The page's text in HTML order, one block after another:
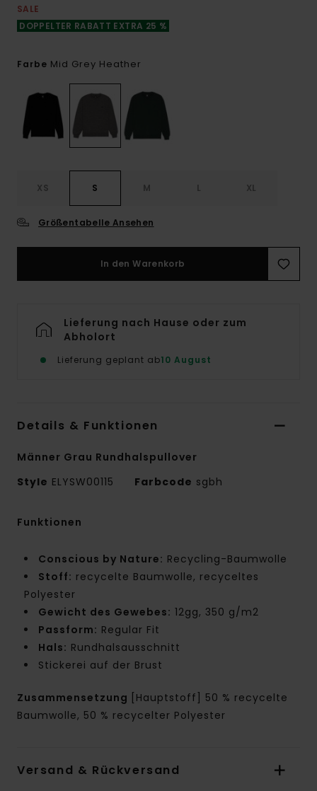
SALE
DOPPELTER RABATT EXTRA 25 %
Farbe Mid Grey Heather
XS S M L XL
Größentabelle Ansehen
In den Warenkorb
Lieferung nach Hause oder zum
Abholort
Lieferung geplant ab10 August
Details & Funktionen
Männer Grau Rundhalspullover
Style ELYSW00115 Farbcode sgbh
Funktionen
Conscious by Nature: Recycling-Baumwolle
Stoff: recycelte Baumwolle, recyceltes
Polyester
Gewicht des Gewebes: 12gg, 350 g/m2
Passform: Regular Fit
Hals: Rundhalsausschnitt
Stickerei auf der Brust
Zusammensetzung
[Hauptstoff] 50 % recycelte
Baumwolle, 50 % recycelter Polyester
Versand & Rückversand